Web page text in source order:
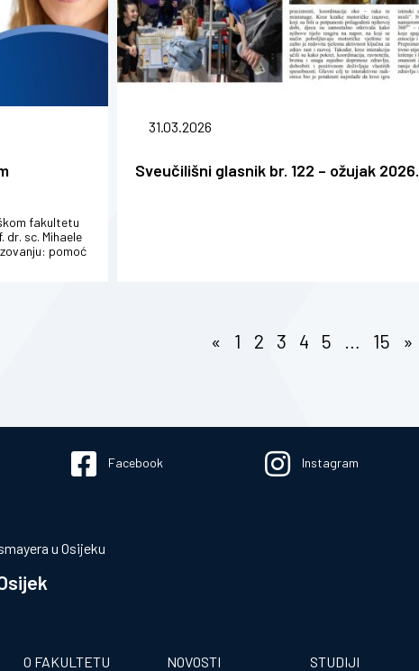
fakultetu
sc. Mihaele
pomoć
31.03.2026
Sveučilišni glasnik br. 122 – ožujak 2026.
« 1 2 3 4 5 15 »
Facebook Instagram
u Osijeku
O FAKULTETU NOVOSTI STUDIJI